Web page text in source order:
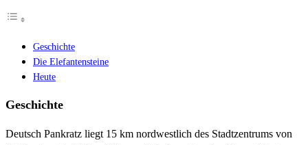
Geschichte
Die Elefantensteine
Heute
Geschichte
Deutsch Pankratz liegt 15 km nordwestlich des Stadtzentrums von